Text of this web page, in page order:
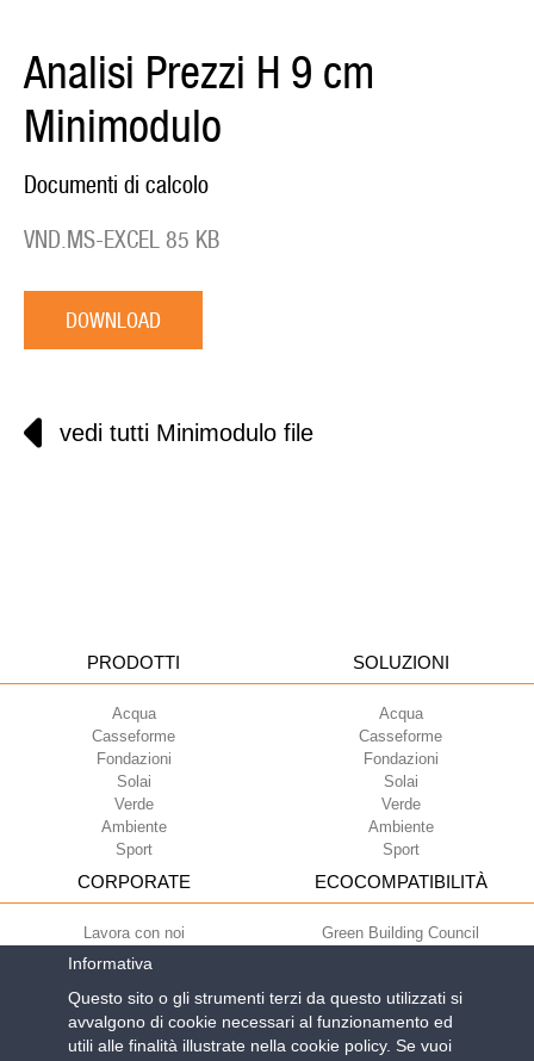
Analisi Prezzi H 9 cm
Minimodulo
Documenti di calcolo
VND.MS-EXCEL 85 KB
DOWNLOAD
vedi tutti Minimodulo file
PRODOTTI
Acqua
Casseforme
Fondazioni
Solai
Verde
Ambiente
Sport
SOLUZIONI
Acqua
Casseforme
Fondazioni
Solai
Verde
Ambiente
Sport
CORPORATE
Lavora con noi
Termini di utilizzo
Newsletter
ECOCOMPATIBILITÀ
Green Building Council
Informativa
Questo sito o gli strumenti terzi da questo utilizzati si
avvalgono di cookie necessari al funzionamento ed
utili alle finalità illustrate nella cookie policy. Se vuoi